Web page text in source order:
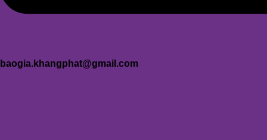
baogia.khangphat@gmail.com